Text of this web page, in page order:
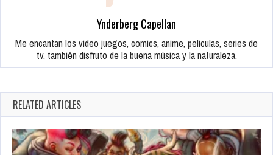
Ynderberg Capellan
Me encantan los video juegos, comics, anime, peliculas, series de
tv, también disfruto de la buena música y la naturaleza.
RELATED ARTICLES